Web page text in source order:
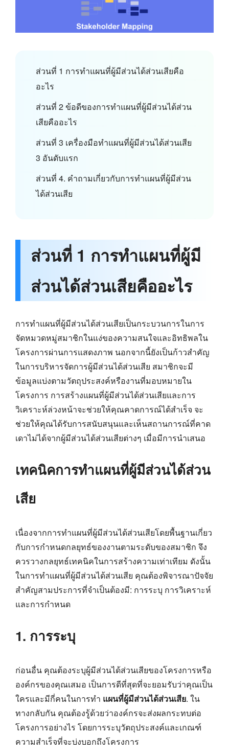
ส่วนที่ 1 การทำแผนที่ผู้มีส่วนได้ส่วนเสียคือ
อะไร
ส่วนที่ 2 ข้อดีของการทำแผนที่ผู้มีส่วนได้ส่วน
เสียคืออะไร
ส่วนที่ 3 เครื่องมือทำแผนที่ผู้มีส่วนได้ส่วนเสีย
3 อันดับแรก
ส่วนที่ 4. คำถามเกี่ยวกับการทำแผนที่ผู้มีส่วน
ได้ส่วนเสีย
ส่วนที่ 1 การทำแผนที่ผู้มี
ส่วนได้ส่วนเสียคืออะไร
การทำแผนที่ผู้มีส่วนได้ส่วนเสียเป็นกระบวนการในการ
จัดหมวดหมู่สมาชิกในแง่ของความสนใจและอิทธิพลใน
โครงการผ่านการแสดงภาพ นอกจากนี้ยังเป็นก้าวสำคัญ
ในการบริหารจัดการผู้มีส่วนได้ส่วนเสีย สมาชิกจะมี
ข้อมูลแบ่งตามวัตถุประสงค์หรืองานที่มอบหมายใน
โครงการ การสร้างแผนที่ผู้มีส่วนได้ส่วนเสียและการ
วิเคราะห์ล่วงหน้าจะช่วยให้คุณคาดการณ์ได้สำเร็จ จะ
ช่วยให้คุณได้รับการสนับสนุนและเห็นสถานการณ์ที่คาด
เดาไม่ได้จากผู้มีส่วนได้ส่วนเสียต่างๆ เมื่อมีการนำเสนอ
เทคนิคการทำแผนที่ผู้มีส่วนได้ส่วน
เสีย
เนื่องจากการทำแผนที่ผู้มีส่วนได้ส่วนเสียโดยพื้นฐานเกี่ยว
กับการกำหนดกลยุทธ์ของงานตามระดับของสมาชิก จึง
ควรวางกลยุทธ์เทคนิคในการสร้างความเท่าเทียม ดังนั้น
ในการทำแผนที่ผู้มีส่วนได้ส่วนเสีย คุณต้องพิจารณาปัจจัย
สำคัญสามประการที่จำเป็นต้องมี: การระบุ การวิเคราะห์
และการกำหนด
1. การระบุ
ก่อนอื่น คุณต้องระบุผู้มีส่วนได้ส่วนเสียของโครงการหรือ
องค์กรของคุณเสมอ เป็นการดีที่สุดที่จะยอมรับว่าคุณเป็น
ใครและมีกี่คนในการทำ แผนที่ผู้มีส่วนได้ส่วนเสีย. ใน
ทางกลับกัน คุณต้องรู้ด้วยว่าองค์กรจะส่งผลกระทบต่อ
โครงการอย่างไร โดยการระบุวัตถุประสงค์และเกณฑ์
ความสำเร็จที่จะบ่งบอกถึงโครงการ